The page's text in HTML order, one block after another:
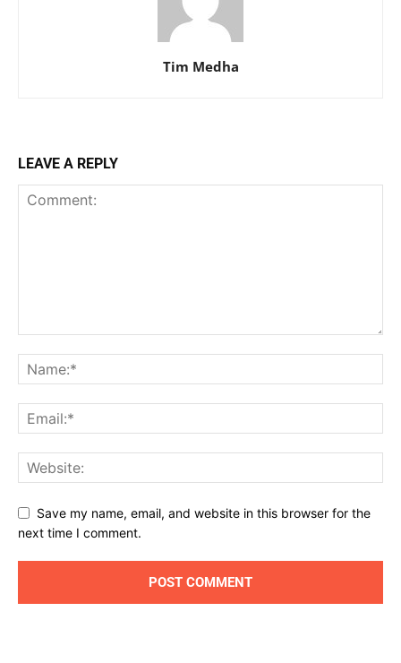
Tim Medha
LEAVE A REPLY
Save my name, email, and website in this browser for the
next time I comment.